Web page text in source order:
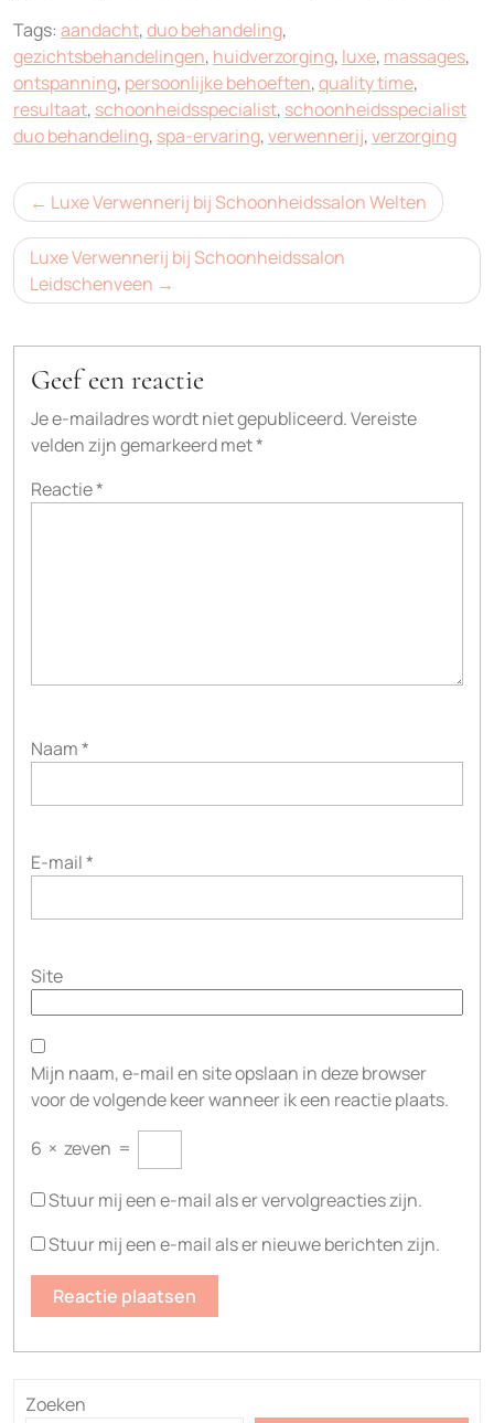
Tags: aandacht,duo behandeling,
gezichtsbehandelingen, huidverzorging, luxe, massages,
ontspanning, persoonlijke behoeften,quality time,
resultaat, schoonheidsspecialist, schoonheidsspecialist
duo behandeling, spa-ervaring,verwennerij,verzorging
Bericht
navigatie
Luxe Verwennerij bij Schoonheidssalon Welten
Luxe Verwennerij bij Schoonheidssalon
Leidschenveen
Geef een reactie
Je e-mailadres wordt niet gepubliceerd.Vereiste
velden zijn gemarkeerd met*
Reactie*
Naam*
E-mail*
Site
Mijn naam, e-mail en site opslaan in deze browser
voor de volgende keer wanneer ik een reactie plaats.
6 × zeven =
Stuur mij een e-mail als er vervolgreacties zijn.
Stuur mij een e-mail als er nieuwe berichten zijn.
Zoeken